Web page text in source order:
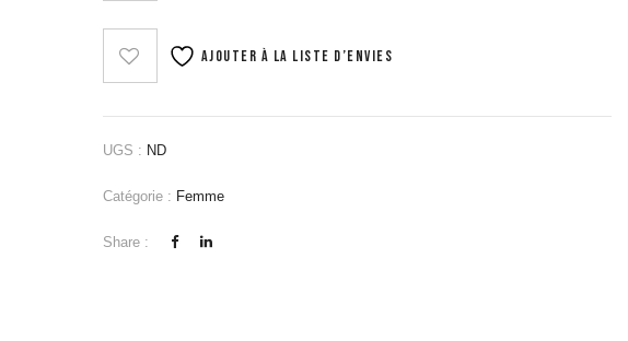
Ajouter à la liste d’envies
UGS : ND
Catégorie : Femme
Share :